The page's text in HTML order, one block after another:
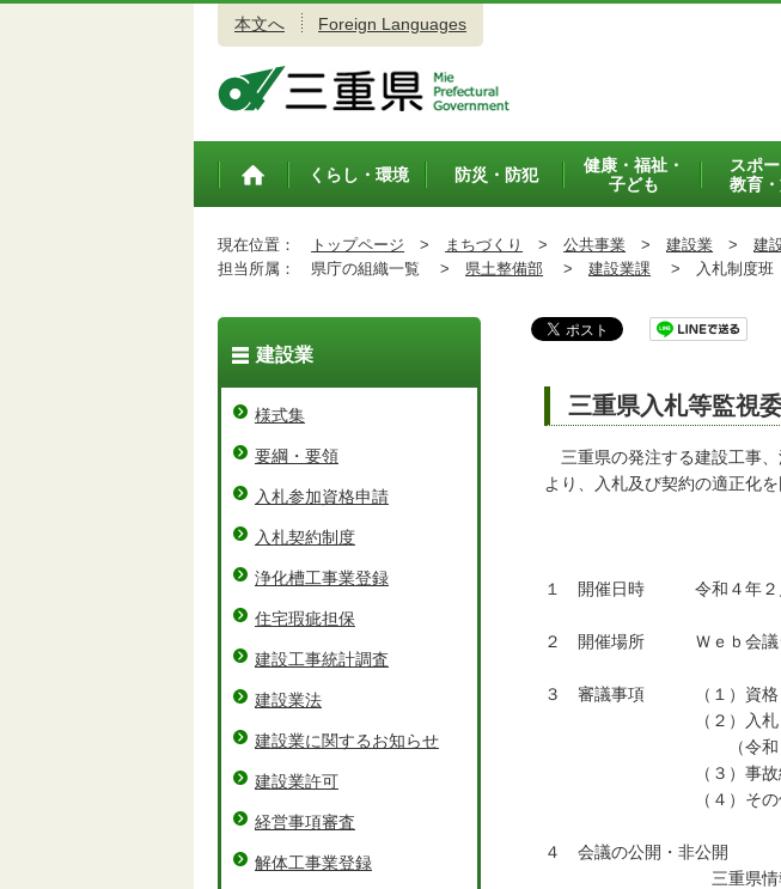
本文へ Foreign Languages
トップペ
くらし・環境 防災・防犯
健康・福祉・
子ども
スポー
教育
現在位置： トップページ > まちづくり > 公共事業 > 建設業 > 建
担当所属：
県庁の組織一覧 > 県土整備部 > 建設業課 > 入札制度班
三重県入札等監視
三重県の発注する建設工事、
より、入札及び契約の適正化
１ 開催日時 令和４年２月
２ 開催場所 Ｗｅｂ会議シ
３ 審議事項 （１）資格（
（２）入札・契約抽
（令和３年１０月か
（３）事故繰越事
（４）その
４ 会議の公開・非公開
三重県情報公開条例第
建設業
様式集
要綱・要領
入札参加資格申請
入札契約制度
浄化槽工事業登録
住宅瑕疵担保
建設工事統計調査
建設業法
建設業に関するお知らせ
建設業許可
経営事項審査
解体工事業登録